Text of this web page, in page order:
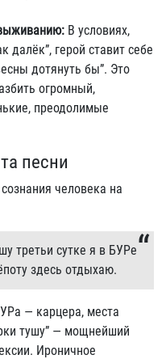
В условиях,
далёк”, герой ставит себе
дотянуть бы”. Это
огромный,
преодолимые
песни
человека на
третьи сутке я в БУРе
здесь отдыхаю.
— карцера, места
тушу” — мощнейший
Ироничное